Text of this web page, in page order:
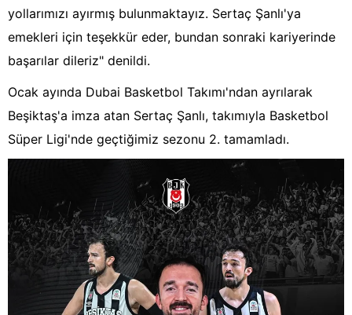
yollarımızı ayırmış bulunmaktayız. Sertaç Şanlı'ya
emekleri için teşekkür eder, bundan sonraki kariyerinde
başarılar dileriz" denildi.
Ocak ayında Dubai Basketbol Takımı'ndan ayrılarak
Beşiktaş'a imza atan Sertaç Şanlı, takımıyla Basketbol
Süper Ligi'nde geçtiğimiz sezonu 2. tamamladı.